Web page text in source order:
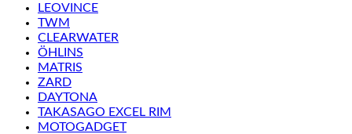
LEOVINCE
TWM
CLEARWATER
ÖHLINS
MATRIS
ZARD
DAYTONA
TAKASAGO EXCEL RIM
MOTOGADGET